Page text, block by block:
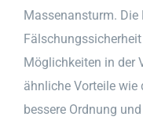
Massenansturm. Die
Möglichkeiten in der
ähnliche Vorteile wie
bessere Ordnung